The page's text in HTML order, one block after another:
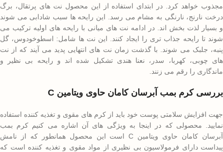
مجذوب خواهد کرد. در ابتدای استفاده از این محصول نت های پرتقال، برگ
درخت نارنج، نارنگی به مشام می رسد. این رایحه ها سبب شادابی می شوند
و بسیار لذت بخش اند. در ادامه نت های میانی با رایحه های اولیه ترکیب می
شوند تا رایحه جذاب تری را ایجاد کنند. این نت ها شامل: اسطوخودوس، گل
پنبه، جلبک می شوند. با گذشت زمان نت های انتهایی پدید می آیند که از نت
های چوبی، کهربا، سدر، نعنا هندی تشکیل شده اند و رایحه بی نظیر و
ماندگاری را رقم می زنند.
بررسی کرم بمب آبرسان کامان حاوی ویتامین C
جهت افزایش سلامتی پوست خود باید از کرم های مقوی و تغذیه کننده استفاده
نمایید. محصولی که در اینجا به ویژگی های آن اشاره می کنیم کرم بمب
آبرسان کامان حاوی ویتامین C است این محصول همانطور که از نامش
پیداست دارای فرمولاسیون بی نظیری از مواد مقوی و تغذیه کننده است که